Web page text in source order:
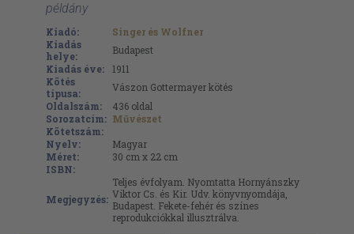
példány
Kiadó:
Singer és Wolfner
Kiadás
helye:
Budapest
Kiadás éve:
1911
Kötés
típusa:
Vászon Gottermayer kötés
Oldalszám:
436 oldal
Sorozatcím: Művészet
Kötetszám:
Nyelv:
Magyar
Méret:
30 cm x 22 cm
ISBN:
Megjegyzés:
Teljes évfolyam. Nyomtatta Hornyánszky
Viktor Cs. és Kir. Udv. könyvnyomdája,
Budapest. Fekete-fehér és színes
reprodukciókkal illusztrálva.